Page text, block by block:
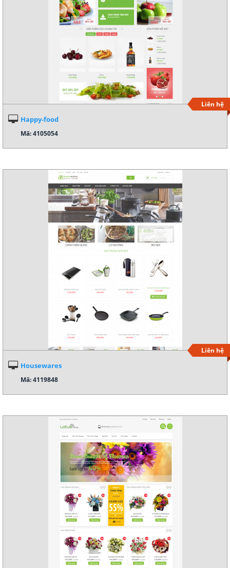
Liên hệ
Happy-food
Mã: 4105054
Chi tiết
Liên hệ
Housewares
Mã: 4119848
Chi tiết